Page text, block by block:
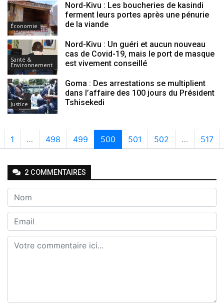
Économie
Nord-Kivu : Les boucheries de kasindi
ferment leurs portes après une pénurie
de la viande
Santé &
Environnement
Nord-Kivu : Un guéri et aucun nouveau
cas de Covid-19, mais le port de masque
est vivement conseillé
Justice
Goma : Des arrestations se multiplient
dans l’affaire des 100 jours du Président
Tshisekedi
1 … 498 499 500 501 502 … 517
2 COMMENTAIRES